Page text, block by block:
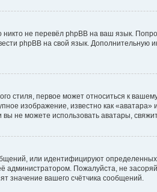
не перевёл phpBB на ваш язык.
phpBB на свой язык.
стиля, первое может относиться к
изображение, известно как
не можете использовать аватары,
или идентифицируют
Пожалуйста, не
значение вашего счётчика сообщений.